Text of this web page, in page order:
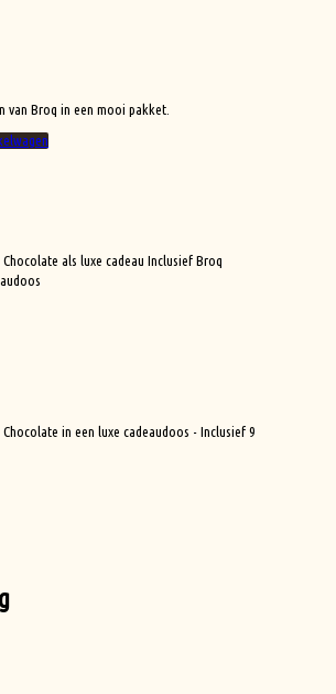
van Broq in een mooi pakket.
als luxe cadeau Inclusief Broq
in een luxe cadeaudoos - Inclusief 9